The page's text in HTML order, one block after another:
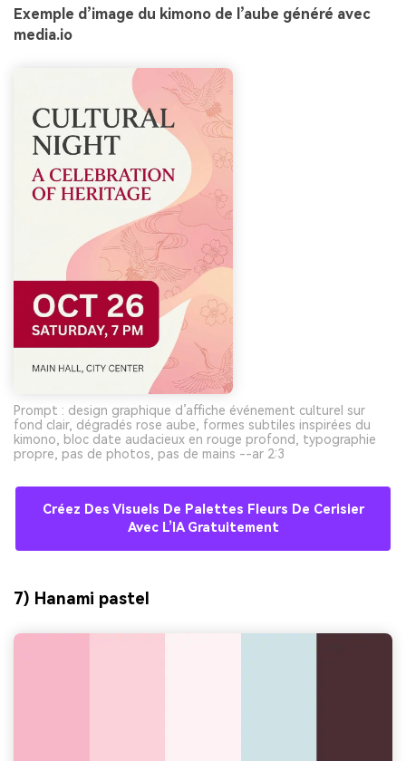
Exemple d’image du kimono de l’aube généré avec
media.io
Prompt : design graphique d’affiche événement culturel sur
fond clair, dégradés rose aube, formes subtiles inspirées du
kimono, bloc date audacieux en rouge profond, typographie
propre, pas de photos, pas de mains --ar 2:3
Créez Des Visuels De Palettes Fleurs De Cerisier
Avec L’IA Gratuitement
7) Hanami pastel